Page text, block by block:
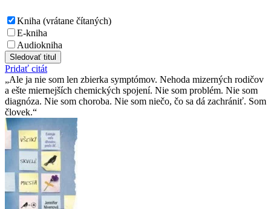
Kniha (vrátane čítaných)
E-kniha
Audiokniha
Sledovať titul
Pridať citát
Ale ja nie som len zbierka symptómov. Nehoda mizerných rodičov
a ešte miernejších chemických spojení. Nie som problém. Nie som
diagnóza. Nie som choroba. Nie som niečo, čo sa dá zachrániť. Som
človek.